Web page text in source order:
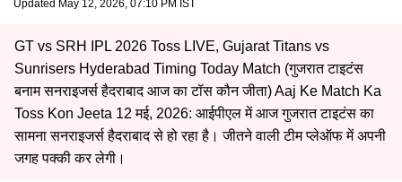
Updated May 12, 2026, 07:10 PM IST
GT vs SRH IPL 2026 Toss LIVE, Gujarat Titans vs
Sunrisers Hyderabad Timing Today Match (गुजरात टाइटंस
बनाम सनराइजर्स हैदराबाद आज का टॉस कौन जीता) Aaj Ke Match Ka
Toss Kon Jeeta 12 मई, 2026: आईपीएल में आज गुजरात टाइटंस का
सामना सनराइजर्स हैदराबाद से हो रहा है। जीतने वाली टीम प्लेऑफ में अपनी
जगह पक्की कर लेगी।